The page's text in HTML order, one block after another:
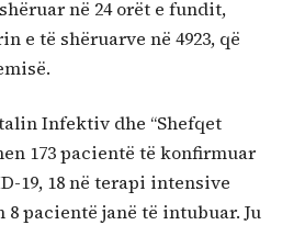
në 24 orët e fundit,
e të shëruarve në 4923, që
Infektiv dhe “Shefqet
173 pacientë të konfirmuar
19, 18 në terapi intensive
pacientë janë të intubuar. Ju